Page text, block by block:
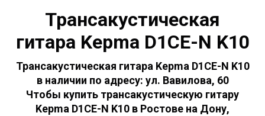
Трансакустическая
гитара Kepma D1CE-N K10
Трансакустическая гитара Kepma D1CE-N K10
в наличии по адресу: ул. Вавилова, 60
Чтобы купить трансакустическую гитару
Kepma D1CE-N K10 в Ростове на Дону,